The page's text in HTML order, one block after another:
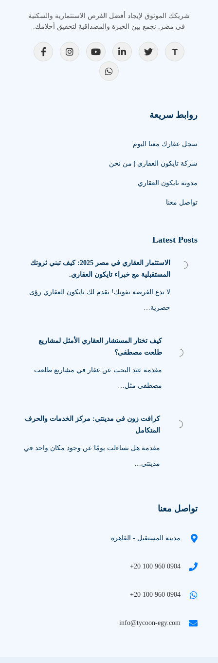
شريكك الموثوق لإيجاد أفضل الفرص الاستثمارية والسكنية
في مصر. نجمع بين الخبرة والمصداقية لتحقيق أحلامك.
روابط سريعة
سجل عقارك معنا اليوم
شركة تايكون العقاري | من نحن
مدونة تايكون العقاري
تواصل معنا
Latest Posts
الاستثمار العقاري في مصر 2025: كيف تبني ثروتك
المستقبلية مع خبراء تايكون العقاري.
لا تدع الفرصة تفوتك! يقدم لك تايكون العقاري رؤى
حصرية…
كيف تختار المستشار العقاري الأمثل لمشاريع
طلعت مصطفى؟
مقدمة عند البحث عن عقار في مشاريع طلعت
مصطفى مثل…
كرافت زون في مدينتي: مركز الخدمات والحرف
المتكامل
مقدمة هل تساءلت يومًا عن وجود مكان واحد في
مدينتي…
تواصل معنا
مدينة المستقبل - القاهرة
+20 100 960 0904
+20 100 960 0904
info@tycoon-egy.com